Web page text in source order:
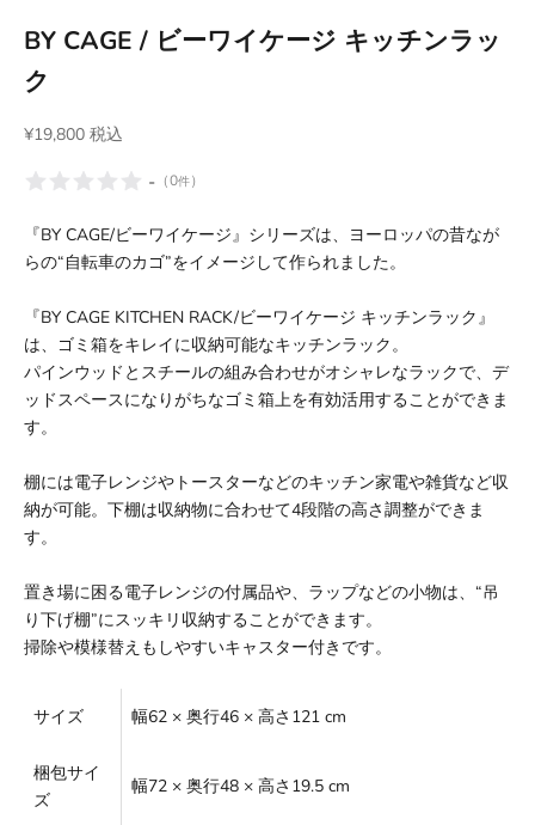
BY CAGE / ビーワイケージ キッチンラッ
ク
セール価格
¥19,800 税込
- （0件）
『BY CAGE/ビーワイケージ』シリーズは、ヨーロッパの昔なが
らの“自転車のカゴ”をイメージして作られました。
『BY CAGE KITCHEN RACK/ビーワイケージ キッチンラック』
は、ゴミ箱をキレイに収納可能なキッチンラック。
パインウッドとスチールの組み合わせがオシャレなラックで、デ
ッドスペースになりがちなゴミ箱上を有効活用することができま
す。
棚には電子レンジやトースターなどのキッチン家電や雑貨など収
納が可能。下棚は収納物に合わせて4段階の高さ調整ができま
す。
置き場に困る電子レンジの付属品や、ラップなどの小物は、“吊
り下げ棚”にスッキリ収納することができます。
掃除や模様替えもしやすいキャスター付きです。
サイズ 幅62 × 奥行46 × 高さ121 cm
梱包サイ
ズ
幅72 × 奥行48 × 高さ19.5 cm